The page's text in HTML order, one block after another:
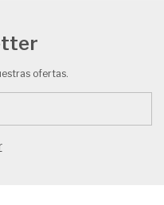
ofertas.